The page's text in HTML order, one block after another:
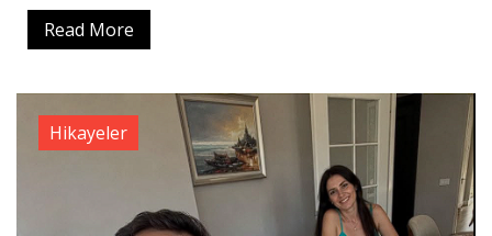
Read More
Hikayeler